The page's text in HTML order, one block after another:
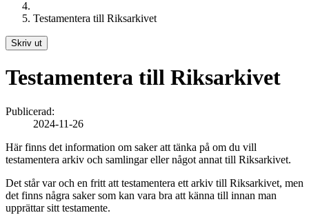
Testamentera till Riksarkivet
Skriv ut
Testamentera till Riksarkivet
Publicerad:
2024-11-26
Här finns det information om saker att tänka på om du vill
testamentera arkiv och samlingar eller något annat till Riksarkivet.
Det står var och en fritt att testamentera ett arkiv till Riksarkivet, men
det finns några saker som kan vara bra att känna till innan man
upprättar sitt testamente.